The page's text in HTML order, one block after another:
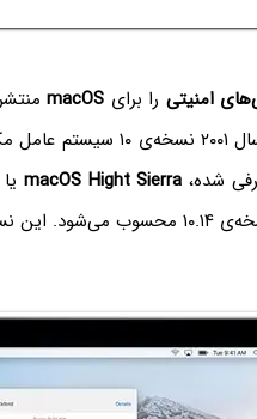
امنیتی را برای macOS
عنوان
شده، macOS Hight Sierra یا
به صورت